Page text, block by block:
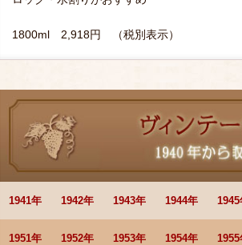
1800ml 2,918円 （税別表示）
1941年 1942年 1943年 1944年 1945
1951年 1952年 1953年 1954年 1955